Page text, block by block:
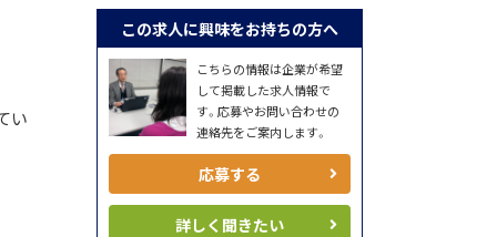
い
この求人に興味をお持ちの方へ
こちらの情報は企業が希望
して掲載した求人情報で
す。応募やお問い合わせの
連絡先をご案内します。
応募する
詳しく聞きたい